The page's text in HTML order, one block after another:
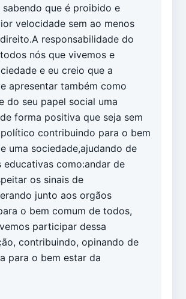
sabendo que é proibido e
velocidade sem ao menos
responsabilidade do
nós que vivemos e
e eu creio que a
apresentar também como
do seu papel social uma
forma positiva que seja sem
contribuindo para o bem
uma sociedade,ajudando de
educativas como:andar de
os sinais de
junto aos orgãos
o bem comum de todos,
participar dessa
contribuindo, opinando de
para o bem estar da